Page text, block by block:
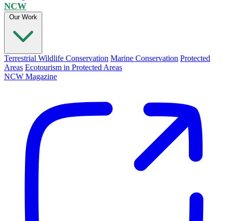
NCW
Our Work
Terrestrial Wildlife Conservation Marine Conservation Protected
Areas Ecotourism in Protected Areas
NCW Magazine